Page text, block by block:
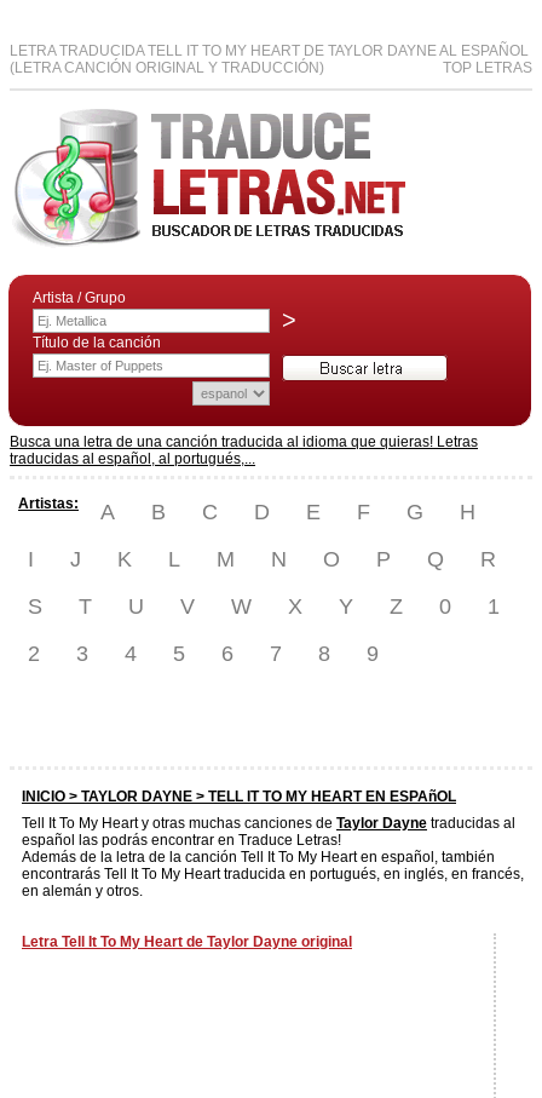
LETRA TRADUCIDA TELL IT TO MY HEART DE TAYLOR DAYNE AL ESPAÑOL
(LETRA CANCIÓN ORIGINAL Y TRADUCCIÓN)
TOP LETRAS
Artista / Grupo
>
Título de la canción
Busca una letra de una canción traducida al idioma que quieras! Letras
traducidas al español, al portugués,...
Artistas: A B C D E F G
H
I
J K L M N O P Q
R
S
T U V W X Y Z 0
1
2
3 4 5 6 7 8 9
INICIO > TAYLOR DAYNE > TELL IT TO MY HEART EN ESPAñOL
Tell It To My Heart y otras muchas canciones de Taylor Dayne traducidas al
español las podrás encontrar en Traduce Letras!
Además de la letra de la canción Tell It To My Heart en español, también
encontrarás Tell It To My Heart traducida en portugués, en inglés, en francés,
en alemán y otros.
Letra Tell It To My Heart de Taylor Dayne original